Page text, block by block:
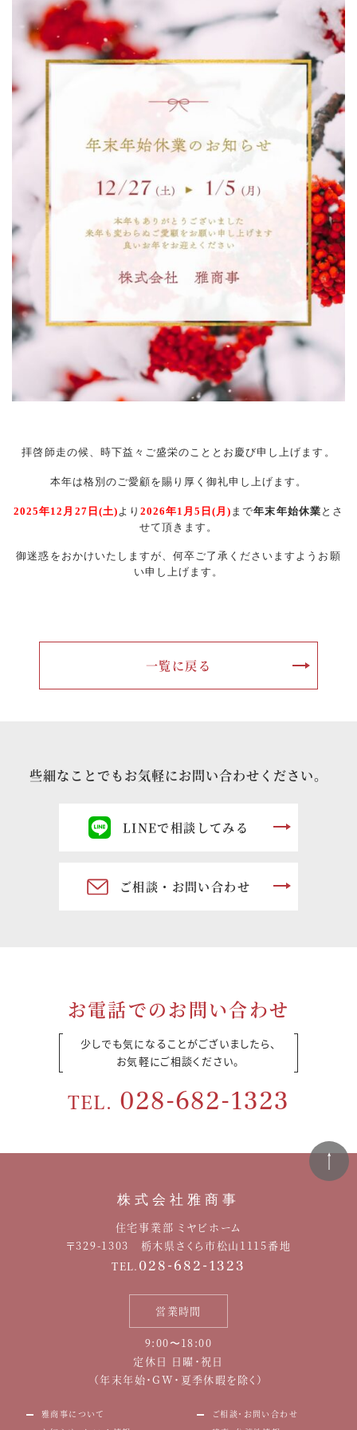
拝啓師走の候、時下益々ご盛栄のこととお慶び申し上げます。
本年は格別のご愛顧を賜り厚く御礼申し上げます。
2025年12月27日(土) より 2026年1月5日(月) まで年末年始休業 とさ
せて頂きます。
御迷惑をおかけいたしますが、何卒ご了承くださいますようお願
い申し上げます。
一覧に戻る
些細なことでもお気軽にお問い合わせください。
LINEで相談してみる
ご相談・お問い合わせ
お電話でのお問い合わせ
少しでも気になることがございましたら、
お気軽にご相談ください。
TEL. 028-682-1323
株式会社雅商事
住宅事業部 ミヤビホーム
〒329-1303 栃木県さくら市松山1115番地
TEL. 028-682-1323
営業時間
9:00〜18:00
定休日 日曜・祝日
（年末年始・GW・夏季休暇を除く）
雅商事について
ご相談・お問い合わせ